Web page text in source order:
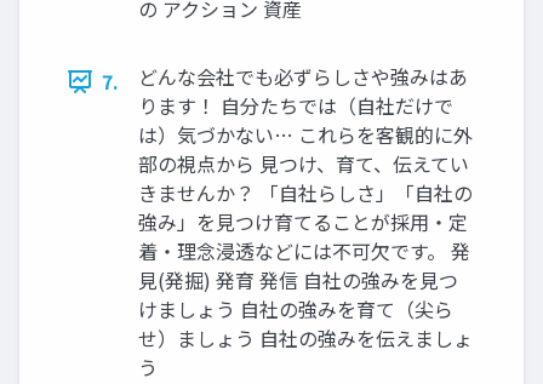
の アクション 資産
7.
どんな会社でも必ずらしさや強みはあ
ります！ ⾃分たちでは（⾃社だけで
は）気づかない… これらを客観的に外
部の視点から ⾒つけ、育て、伝えてい
きませんか？ 「⾃社らしさ」「⾃社の
強み」を⾒つけ育てることが採⽤‧定
着‧理念浸透などには不可⽋です。 発
⾒(発掘) 発育 発信 ⾃社の強みを⾒つ
けましょう ⾃社の強みを育て（尖ら
せ）ましょう ⾃社の強みを伝えましょ
う